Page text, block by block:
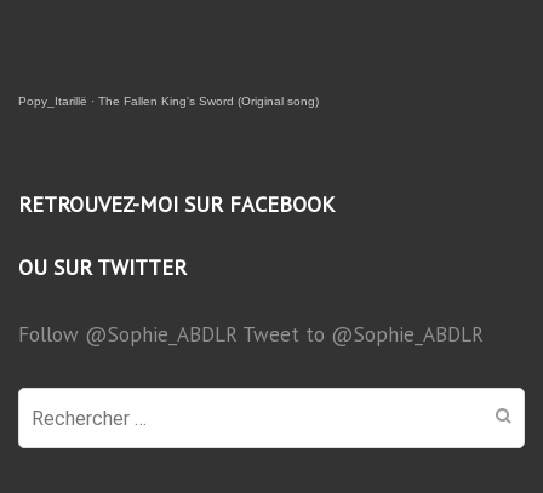
Popy_Itarillë · The Fallen King's Sword (Original song)
RETROUVEZ-MOI SUR FACEBOOK
OU SUR TWITTER
Follow @Sophie_ABDLR Tweet to @Sophie_ABDLR
Recherche
pour